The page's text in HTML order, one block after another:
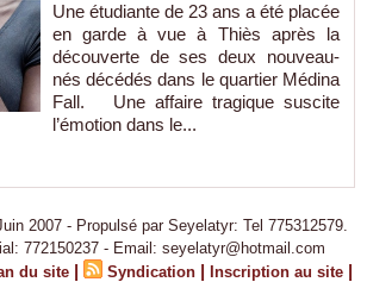
Une étudiante de 23 ans a été placée
en garde à vue à Thiès après la
découverte de ses deux nouveau-
nés décédés dans le quartier Médina
Fall. Une affaire tragique suscite
l’émotion dans le...
2007 - Propulsé par Seyelatyr: Tel 775312579.
772150237 - Email: seyelatyr@hotmail.com
du site | Syndication | Inscription au site |